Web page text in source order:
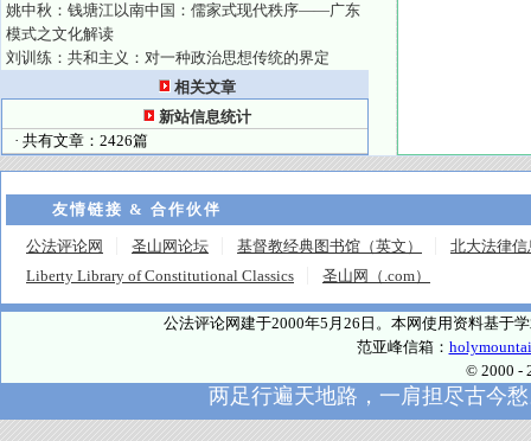
姚中秋：钱塘江以南中国：儒家式现代秩序——广东
模式之文化解读
刘训练：共和主义：对一种政治思想传统的界定
相关文章
新站信息统计
· 共有文章：2426篇
友情链接 & 合作伙伴
公法评论网 圣山网论坛 基督教经典图书馆（英文）
北大法律信
Liberty Library of Constitutional Classics
圣山网（.com）
公法评论网建于2000年5月26日。本网使用资料基于
范亚峰信箱：
© 2000 -
两足行遍天地路，一肩担尽古今